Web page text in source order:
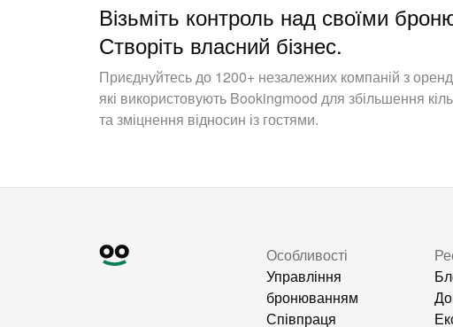
Візьміть контроль над своїми
Створіть власний бізнес.
Приєднуйтесь до 1200+ незалежних компаній з
які використовують Bookingmood для збільшення
та зміцнення відносин із гостями.
Особливості
Управління
бронюванням
Співпраця